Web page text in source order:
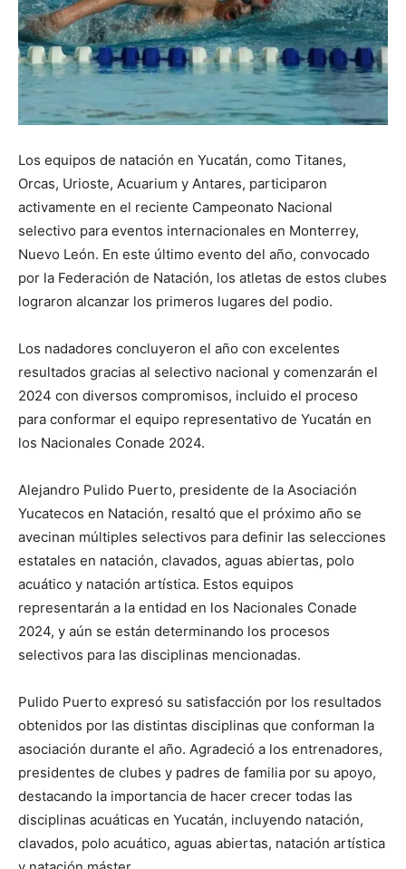
Los equipos de natación en Yucatán, como Titanes,
Orcas, Urioste, Acuarium y Antares, participaron
activamente en el reciente Campeonato Nacional
selectivo para eventos internacionales en Monterrey,
Nuevo León. En este último evento del año, convocado
por la Federación de Natación, los atletas de estos clubes
lograron alcanzar los primeros lugares del podio.
Los nadadores concluyeron el año con excelentes
resultados gracias al selectivo nacional y comenzarán el
2024 con diversos compromisos, incluido el proceso
para conformar el equipo representativo de Yucatán en
los Nacionales Conade 2024.
Alejandro Pulido Puerto, presidente de la Asociación
Yucatecos en Natación, resaltó que el próximo año se
avecinan múltiples selectivos para definir las selecciones
estatales en natación, clavados, aguas abiertas, polo
acuático y natación artística. Estos equipos
representarán a la entidad en los Nacionales Conade
2024, y aún se están determinando los procesos
selectivos para las disciplinas mencionadas.
Pulido Puerto expresó su satisfacción por los resultados
obtenidos por las distintas disciplinas que conforman la
asociación durante el año. Agradeció a los entrenadores,
presidentes de clubes y padres de familia por su apoyo,
destacando la importancia de hacer crecer todas las
disciplinas acuáticas en Yucatán, incluyendo natación,
clavados, polo acuático, aguas abiertas, natación artística